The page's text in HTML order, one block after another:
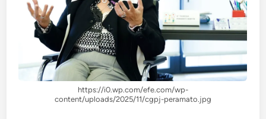
https://i0.wp.com/efe.com/wp-
content/uploads/2025/11/cgpj-peramato.jpg